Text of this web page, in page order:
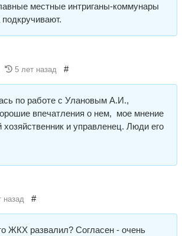
местные интриганы-коммунары
5 лет назад #
по работе с Улановым А.И.,
впечатления о нем, мое мнение
и управленец. Люди его
назад #
ЖКХ развалил? Согласен - очень